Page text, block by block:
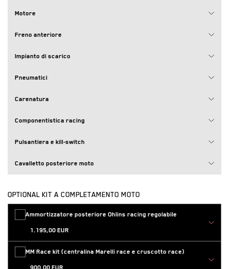
Motore
Freno anteriore
Impianto di scarico
Pneumatici
Carenatura
Componentistica racing
Pulsantiera e kill-switch
Cavalletto posteriore moto
OPTIONAL KIT A COMPLETAMENTO MOTO
Ammortizzatore posteriore Ohlins racing regolabile
1.195,00 EUR
MM Race kit (centralina Marelli race e cruscotto race)
900,00 EUR